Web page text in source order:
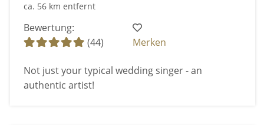
ca. 56 km entfernt
Bewertung:
(44)
Merken
Not just your typical wedding singer - an
authentic artist!